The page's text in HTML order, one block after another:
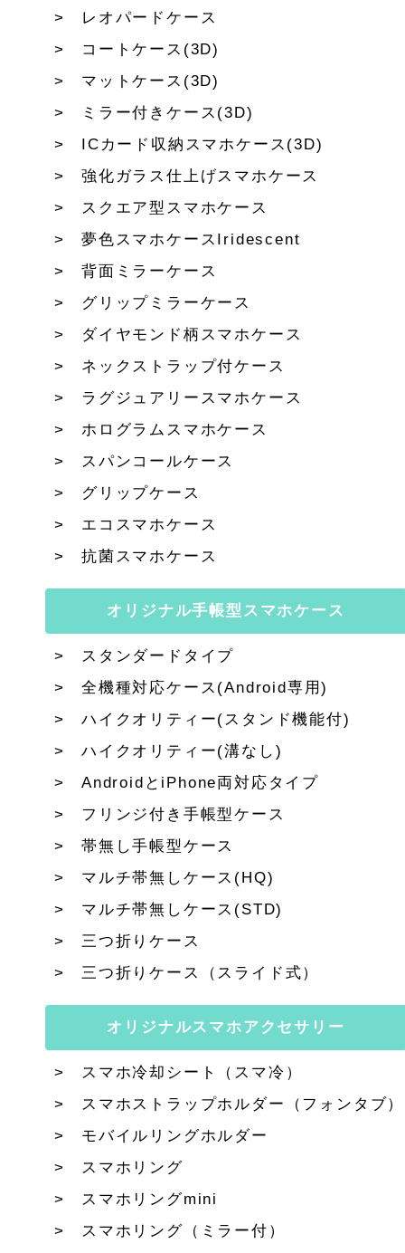
レオパードケース
コートケース(3D)
マットケース(3D)
ミラー付きケース(3D)
ICカード収納スマホケース(3D)
強化ガラス仕上げスマホケース
スクエア型スマホケース
夢色スマホケースIridescent
背面ミラーケース
グリップミラーケース
ダイヤモンド柄スマホケース
ネックストラップ付ケース
ラグジュアリースマホケース
ホログラムスマホケース
スパンコールケース
グリップケース
エコスマホケース
抗菌スマホケース
オリジナル手帳型スマホケース
スタンダードタイプ
全機種対応ケース(Android専用)
ハイクオリティー(スタンド機能付)
ハイクオリティー(溝なし)
AndroidとiPhone両対応タイプ
フリンジ付き手帳型ケース
帯無し手帳型ケース
マルチ帯無しケース(HQ)
マルチ帯無しケース(STD)
三つ折りケース
三つ折りケース（スライド式）
オリジナルスマホアクセサリー
スマホ冷却シート（スマ冷）
スマホストラップホルダー（フォンタブ）
モバイルリングホルダー
スマホリング
スマホリングmini
スマホリング（ミラー付）